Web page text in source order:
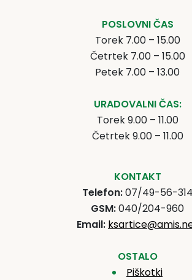
POSLOVNI ČAS
Torek 7.00 – 15.00
Četrtek 7.00 – 15.00
Petek 7.00 – 13.00
URADOVALNI ČAS:
Torek 9.00 – 11.00
Četrtek 9.00 – 11.00
KONTAKT
Telefon:07/49-56-314
GSM:040/204-960
Email:
OSTALO
Piškotki